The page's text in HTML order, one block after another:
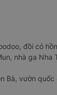
đồi cỏ
nhà ga
Bà, vườn